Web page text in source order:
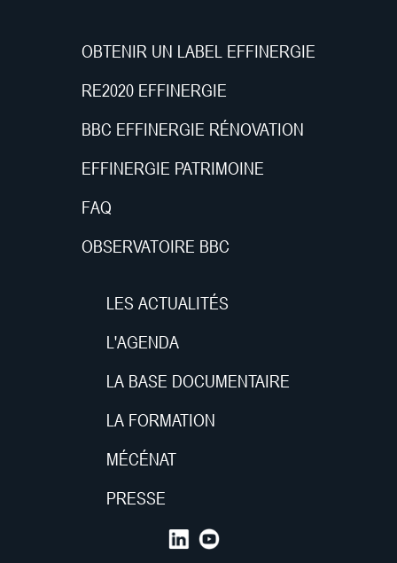
OBTENIR UN LABEL EFFINERGIE
RE2020 EFFINERGIE
BBC EFFINERGIE RÉNOVATION
EFFINERGIE PATRIMOINE
FAQ
OBSERVATOIRE BBC
LES ACTUALITÉS
L'AGENDA
LA BASE DOCUMENTAIRE
LA FORMATION
MÉCÉNAT
PRESSE